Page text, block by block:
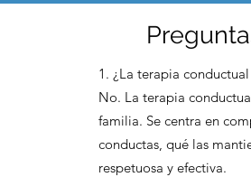
1. ¿La terapia
No. La terapia
familia. Se centra en
conductas, qué las
respetuosa y efectiva.